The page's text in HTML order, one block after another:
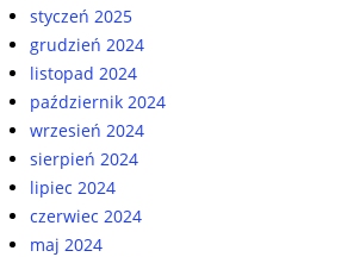
styczeń 2025
grudzień 2024
listopad 2024
październik 2024
wrzesień 2024
sierpień 2024
lipiec 2024
czerwiec 2024
maj 2024